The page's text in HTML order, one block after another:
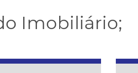
Imobiliário;